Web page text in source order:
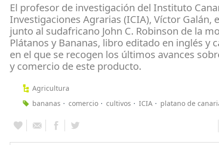
El profesor de investigación del Instituto
Investigaciones Agrarias (ICIA), Víctor Galán,
junto al sudafricano John C. Robinson de la
Plátanos y Bananas, libro editado en inglés y
en el que se recogen los últimos avances
y comercio de este producto.
Agricultura
bananas
comercio cultivos ICIA platano de